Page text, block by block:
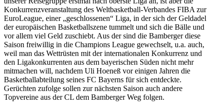
Konkurrenzveranstaltung des Weltbasketball-Verbandes FIBA zur
EuroLeague, einer „geschlossenen“ Liga, in der sich der Geldadel
der europäischen Basketballszene tummelt und sich die Bälle und
vor allem viel Geld zuschiebt. Aus der sind die Bamberger diese
Saison freiwillig in die Champions League gewechselt, u.a. auch,
weil man das Wettrüsten mit der internationalen Konkurrenz und
den Ligakonkurrenten aus dem bayerischen Süden nicht mehr
mitmachen will, nachdem Uli Hoeneß vor einigen Jahren die
Basketballabteilung seines FC Bayerns für sich entdeckte.
Gerüchten zufolge sollen zur nächsten Saison auch andere
Topvereine aus der CL dem Bamberger Weg folgen.